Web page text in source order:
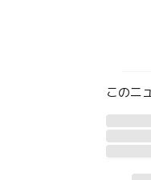
このニ